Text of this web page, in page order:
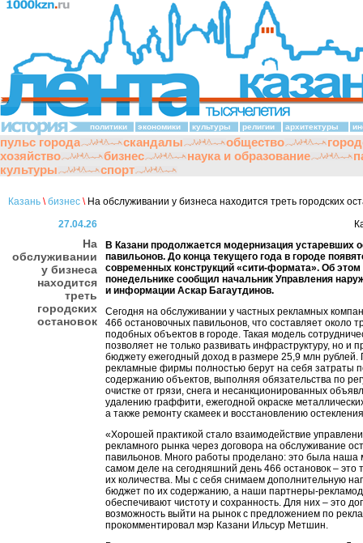
политики экономики культуры религии архитектуры
пульс города скандалы общество
хозяйство
бизнес наука и образование
культуры
спорт
Казань \ бизнес \На обслуживании у бизнеса находится треть городских
27.04.26
На
обслуживании
у бизнеса
находится
треть
городских
остановок
В Казани продолжается модернизация устаревших
павильонов. До конца текущего года в городе
современных конструкций «сити-формата». Об
понедельнике сообщил начальник Управления
и информации Аскар Багаутдинов.
Сегодня на обслуживании у частных рекламных
466 остановочных павильонов, что составляет около
подобных объектов в городе. Такая модель
позволяет не только развивать инфраструктуру, но и
бюджету ежегодный доход в размере 25,9 млн рублей.
рекламные фирмы полностью берут на себя затраты
содержанию объектов, выполняя обязательства по
очистке от грязи, снега и несанкционированных
удалению граффити, ежегодной окраске
а также ремонту скамеек и восстановлению
«Хорошей практикой стало взаимодействие
рекламного рынка через договора на обслуживание
павильонов. Много работы проделано: это была наша
самом деле на сегодняшний день 466 остановок – это
их количества. Мы с себя снимаем дополнительную
бюджет по их содержанию, а наши партнеры-
обеспечивают чистоту и сохранность. Для них – это
возможность выйти на рынок с предложением по
прокомментировал мэр Казани Ильсур Метшин.